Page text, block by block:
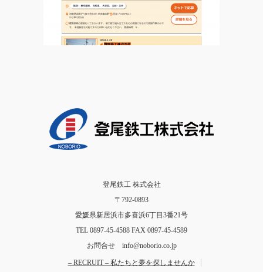
登尾鉄工 株式会社
〒792-0893
愛媛県新居浜市多喜浜6丁目3番21号
TEL 0897-45-4588 FAX 0897-45-4589
お問合せ info@noborio.co.jp
– RECRUIT – 私たちと夢を探しませんか